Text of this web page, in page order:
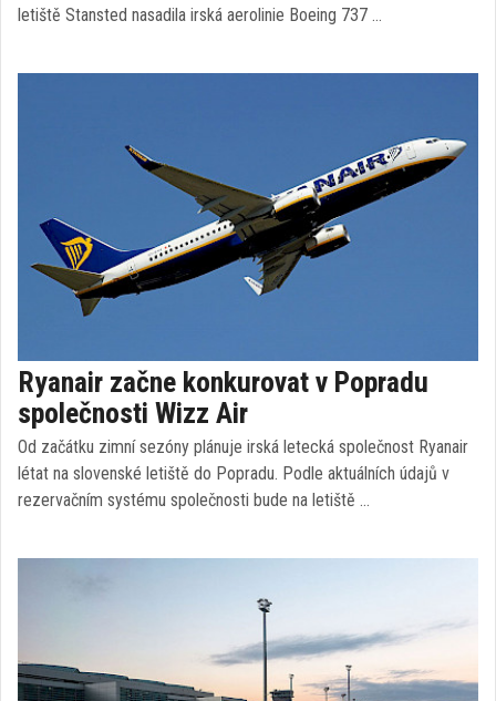
letiště Stansted nasadila irská aerolinie Boeing 737 …
Ryanair začne konkurovat v Popradu
společnosti Wizz Air
Od začátku zimní sezóny plánuje irská letecká společnost Ryanair
létat na slovenské letiště do Popradu. Podle aktuálních údajů v
rezervačním systému společnosti bude na letiště …